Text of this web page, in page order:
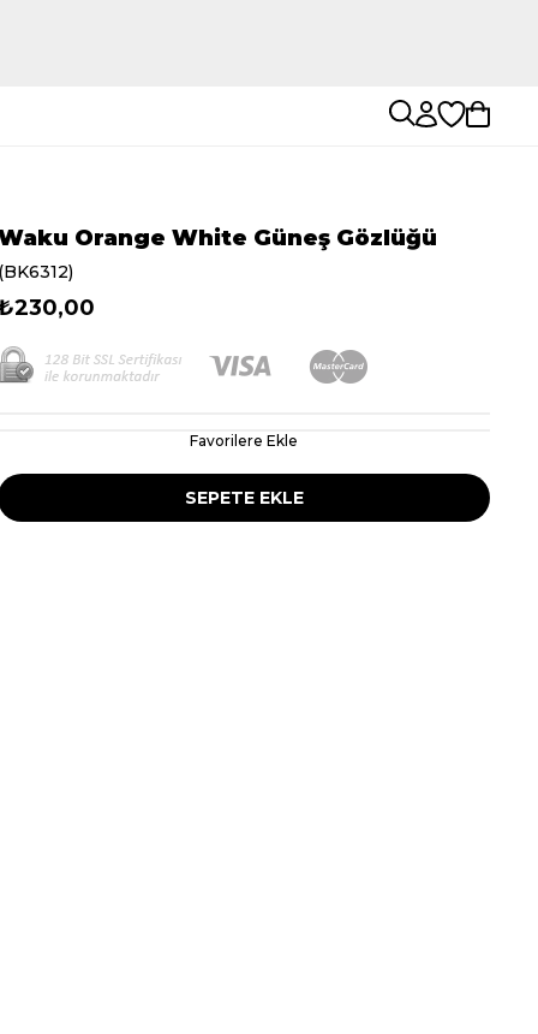
Orange White Güneş Gözlüğü
(BK6312)
Favorilere Ekle